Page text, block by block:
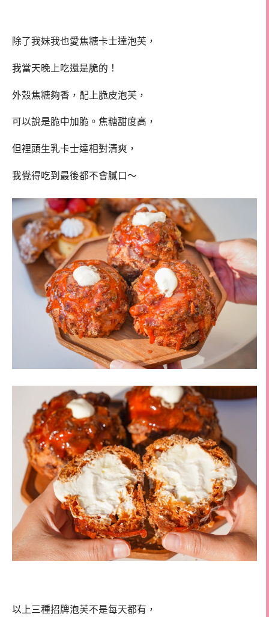
除了我妹我也愛焦糖卡士達泡芙，
我當天晚上吃還是脆的！
外殼焦糖夠香，配上脆皮泡芙，
可以說是脆中加脆。焦糖甜度高，
但裡頭生乳卡士達相對清爽，
我覺得吃到最後都不會膩口～
以上三種招牌泡芙不是每天都有，